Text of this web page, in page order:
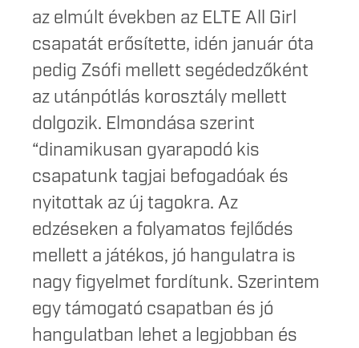
az elmúlt években az ELTE All Girl
csapatát erősítette, idén január óta
pedig Zsófi mellett segédedzőként
az utánpótlás korosztály mellett
dolgozik. Elmondása szerint
“dinamikusan gyarapodó kis
csapatunk tagjai befogadóak és
nyitottak az új tagokra. Az
edzéseken a folyamatos fejlődés
mellett a játékos, jó hangulatra is
nagy figyelmet fordítunk. Szerintem
egy támogató csapatban és jó
hangulatban lehet a legjobban és